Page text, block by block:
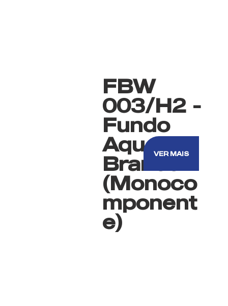
FBW
003/H2 -
Fundo
Aquoso
Branco
(Monoco
mponent
e)
VER MAIS